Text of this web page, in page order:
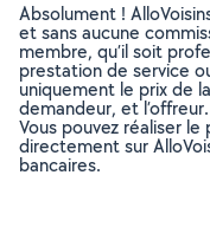
Absolument !
et sans aucune
membre, qu’il soit
prestation de service
uniquement le prix de
demandeur, et l’offreur.
Vous pouvez réaliser
directement sur
bancaires.